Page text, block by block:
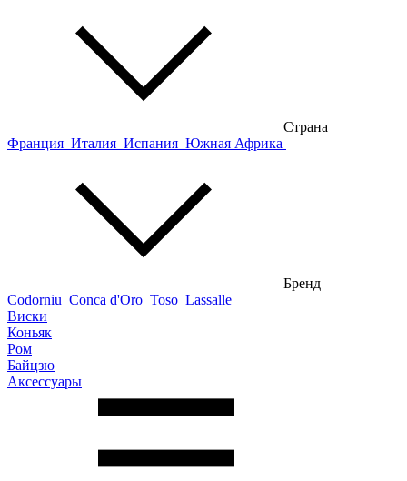
Страна
Франция Италия Испания Южная Африка
Бренд
Codorniu Conca d'Oro Toso Lassalle
Виски
Коньяк
Ром
Байцзю
Аксессуары